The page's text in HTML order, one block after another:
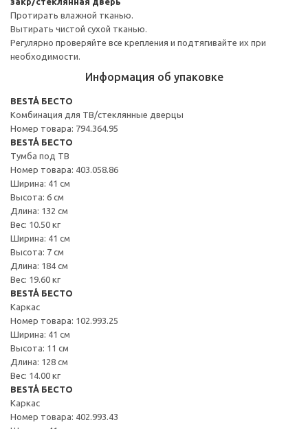
Протирать влажной тканью.
Вытирать чистой сухой тканью.
Регулярно проверяйте все крепления и подтягивайте их при
необходимости.
Информация об упаковке
BESTÅ БЕСТО
Комбинация для ТВ/стеклянные дверцы
Номер товара: 794.364.95
BESTÅ БЕСТО
Тумба под ТВ
Номер товара: 403.058.86
Ширина: 41 см
Высота: 6 см
Длина: 132 см
Вес: 10.50 кг
Ширина: 41 см
Высота: 7 см
Длина: 184 см
Вес: 19.60 кг
BESTÅ БЕСТО
Каркас
Номер товара: 102.993.25
Ширина: 41 см
Высота: 11 см
Длина: 128 см
Вес: 14.00 кг
BESTÅ БЕСТО
Каркас
Номер товара: 402.993.43